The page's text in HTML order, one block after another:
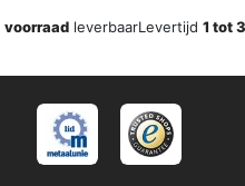
voorraad leverbaarLevertijd 1 tot 3